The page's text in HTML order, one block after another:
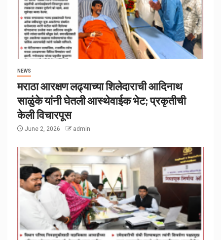
NEWS
मराठा आरक्षण लढ्याच्या शिलेदाराची आदिनाथ
साळुंके यांनी घेतली आस्थेवाईक भेट; प्रकृतीची
केली विचारपूस
June 2, 2026 admin